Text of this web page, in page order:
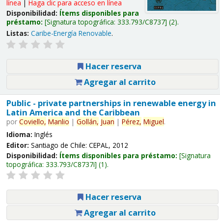
línea | Haga clic para acceso en línea
Disponibilidad: Ítems disponibles para
préstamo: Signatura topográfica: 333.793/C8737 (2).
Listas: Caribe-Energía Renovable.
Hacer reserva
Agregar al carrito
Public - private partnerships in renewable energy in
Latin America and the Caribbean
por Coviello, Manlio | Gollán, Juan | Pérez, Miguel.
Idioma: Inglés
Editor: Santiago de Chile: CEPAL, 2012
Disponibilidad: Ítems disponibles para préstamo: Signatura
topográfica: 333.793/C8737i (1).
Hacer reserva
Agregar al carrito